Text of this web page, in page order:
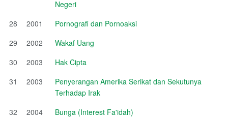
Negeri
28
2001
Pornografi dan Pornoaksi
29
2002
Wakaf Uang
30
2003
Hak Cipta
31
2003
Penyerangan Amerika Serikat dan Sekutunya
Terhadap Irak
32
2004
Bunga (Interest Fa'idah)